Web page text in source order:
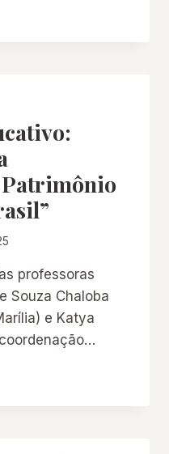
professoras
Souza Chaloba
e Katya